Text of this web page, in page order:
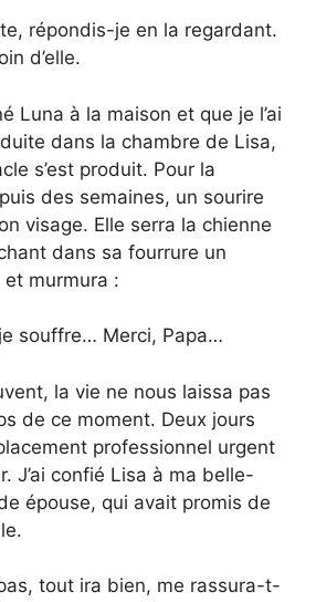
répondis-je en la regardant.
d’elle.
Luna à la maison et que je l’ai
dans la chambre de Lisa,
s’est produit. Pour la
des semaines, un sourire
visage. Elle serra la chienne
dans sa fourrure un
murmura :
souffre… Merci, Papa…
la vie ne nous laissa pas
de ce moment. Deux jours
professionnel urgent
J’ai confié Lisa à ma belle-
épouse, qui avait promis de
tout ira bien, me rassura-t-